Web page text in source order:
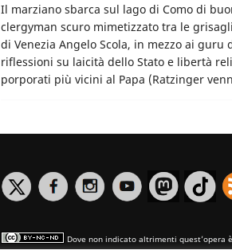
Il marziano sbarca sul lago di Como di
clergyman scuro mimetizzato tra le
di Venezia Angelo Scola, in mezzo ai
riflessioni su laicità dello Stato e libertà
porporati più vicini al Papa (Ratzinger
Dove non indicato altrimenti quest’opera